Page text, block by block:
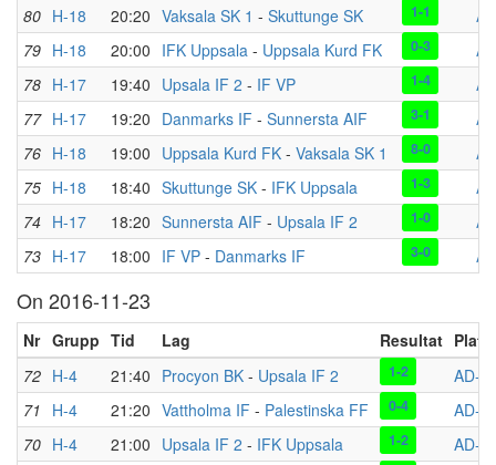
80 H-18 20:20 Vaksala SK 1 - Skuttunge SK 1-1
79 H-18 20:00 IFK Uppsala - Uppsala Kurd FK 0-3
78 H-17 19:40 Upsala IF 2 - IF VP 1-4
77 H-17 19:20 Danmarks IF - Sunnersta AIF 3-1
76 H-18 19:00 Uppsala Kurd FK - Vaksala SK 1 8-0
75 H-18 18:40 Skuttunge SK - IFK Uppsala 1-3
74 H-17 18:20 Sunnersta AIF - Upsala IF 2 1-0
73 H-17 18:00 IF VP - Danmarks IF 3-0
On 2016-11-23
Nr Grupp Tid Lag Resultat Plats
72 H-4 21:40 Procyon BK - Upsala IF 2 1-2
AD-
71 H-4 21:20 Vattholma IF - Palestinska FF 0-4
AD-
70 H-4 21:00 Upsala IF 2 - IFK Uppsala 1-2 AD-